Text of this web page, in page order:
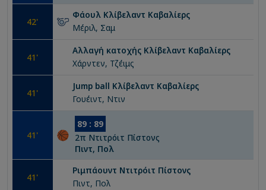
42'
Φάουλ Κλίβελαντ Καβαλίερς
Μέριλ, Σαμ
41 '
Αλλαγή κατοχής Κλίβελαντ Καβαλίερς
Χάρντεν, Τζέιμς
41 '
Jump ball Κλίβελαντ Καβαλίερς
Γουέιντ, Ντιν
41 '
89 : 89
2π Ντιτρόιτ Πίστονς
Πιντ, Πολ
41 '
Ριμπάουντ Ντιτρόιτ Πίστονς
Πιντ, Πολ